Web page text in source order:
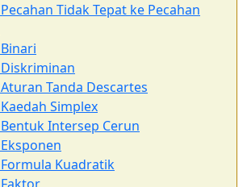
Tidak Tepat ke Pecahan
Tanda Descartes
Simplex
Intersep Cerun
Kuadratik